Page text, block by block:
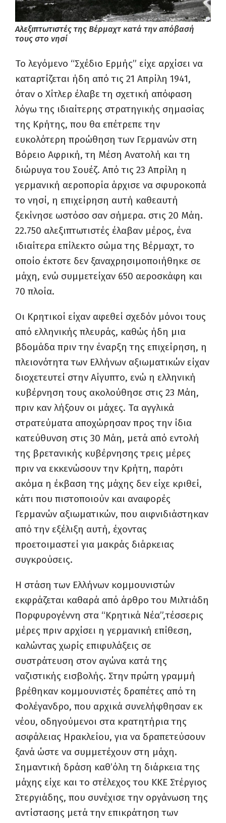
Αλεξιπτωτιστές της Βέρμαχτ κατά την απόβασή
τους στο νησί
Το λεγόμενο “Σχέδιο Ερμής” είχε αρχίσει να
καταρτίζεται ήδη από τις 21 Απρίλη 1941,
όταν ο Χίτλερ έλαβε τη σχετική απόφαση
λόγω της ιδιαίτερης στρατηγικής σημασίας
της Κρήτης, που θα επέτρεπε την
ευκολότερη προώθηση των Γερμανών στη
Βόρειο Αφρική, τη Μέση Ανατολή και τη
διώρυγα του Σουέζ. Από τις 23 Απρίλη η
γερμανική αεροπορία άρχισε να σφυροκοπά
το νησί, η επιχείρηση αυτή καθεαυτή
ξεκίνησε ωστόσο σαν σήμερα. στις 20 Μάη.
22.750 αλεξιπτωτιστές έλαβαν μέρος, ένα
ιδιαίτερα επίλεκτο σώμα της Βέρμαχτ, το
οποίο έκτοτε δεν ξαναχρησιμοποιήθηκε σε
μάχη, ενώ συμμετείχαν 650 αεροσκάφη και
70 πλοία.
Οι Κρητικοί είχαν αφεθεί σχεδόν μόνοι τους
από ελληνικής πλευράς, καθώς ήδη μια
βδομάδα πριν την έναρξη της επιχείρηση, η
πλειονότητα των Ελλήνων αξιωματικών είχαν
διοχετευτεί στην Αίγυπτο, ενώ η ελληνική
κυβέρνηση τους ακολούθησε στις 23 Μάη,
πριν καν λήξουν οι μάχες. Τα αγγλικά
στρατεύματα αποχώρησαν προς την ίδια
κατεύθυνση στις 30 Μάη, μετά από εντολή
της βρετανικής κυβέρνησης τρεις μέρες
πριν να εκκενώσουν την Κρήτη, παρότι
ακόμα η έκβαση της μάχης δεν είχε κριθεί,
κάτι που πιστοποιούν και αναφορές
Γερμανών αξιωματικών, που αιφνιδιάστηκαν
από την εξέλιξη αυτή, έχοντας
προετοιμαστεί για μακράς διάρκειας
συγκρούσεις.
Η στάση των Ελλήνων κομμουνιστών
εκφράζεται καθαρά από άρθρο του Μιλτιάδη
Πορφυρογέννη στα “Κρητικά Νέα”,τέσσερις
μέρες πριν αρχίσει η γερμανική επίθεση,
καλώντας χωρίς επιφυλάξεις σε
συστράτευση στον αγώνα κατά της
ναζιστικής εισβολής. Στην πρώτη γραμμή
βρέθηκαν κομμουνιστές δραπέτες από τη
Φολέγανδρο, που αρχικά συνελήφθησαν εκ
νέου, οδηγούμενοι στα κρατητήρια της
ασφάλειας Ηρακλείου, για να δραπετεύσουν
ξανά ώστε να συμμετέχουν στη μάχη.
Σημαντική δράση καθ’όλη τη διάρκεια της
μάχης είχε και το στέλεχος του ΚΚΕ Στέργιος
Στεργιάδης, που συνέχισε την οργάνωση της
αντίστασης μετά την επικράτηση των